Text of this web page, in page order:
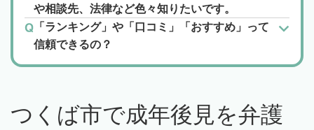
や相談先、法律など色々知りたいです。
「ランキング」や「口コミ」「おすすめ」って
信頼できるの？
つくば市で成年後見を弁護